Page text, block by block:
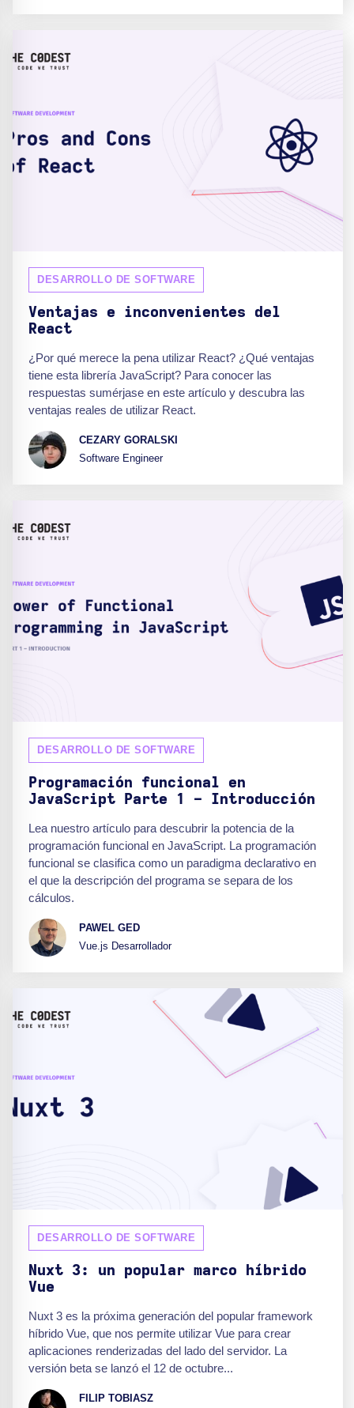
DESARROLLO DE SOFTWARE
Ventajas e inconvenientes del
React
¿Por qué merece la pena utilizar React? ¿Qué ventajas
tiene esta librería JavaScript? Para conocer las
respuestas sumérjase en este artículo y descubra las
ventajas reales de utilizar React.
CEZARY GORALSKI
Software Engineer
DESARROLLO DE SOFTWARE
Programación funcional en
JavaScript Parte 1 - Introducción
Lea nuestro artículo para descubrir la potencia de la
programación funcional en JavaScript. La programación
funcional se clasifica como un paradigma declarativo en
el que la descripción del programa se separa de los
cálculos.
PAWEL GED
Vue.js Desarrollador
DESARROLLO DE SOFTWARE
Nuxt 3: un popular marco híbrido
Vue
Nuxt 3 es la próxima generación del popular framework
híbrido Vue, que nos permite utilizar Vue para crear
aplicaciones renderizadas del lado del servidor. La
versión beta se lanzó el 12 de octubre...
FILIP TOBIASZ